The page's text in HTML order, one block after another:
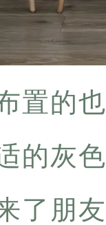
置的
的灰
了朋